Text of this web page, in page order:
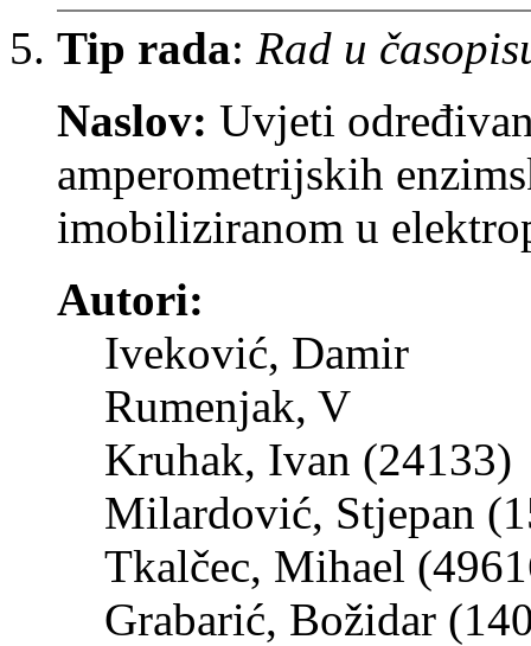
Tip rada: Rad u
Naslov: Uvjeti
amperometrijskih
imobiliziranom u
Autori:
Iveković, Damir
Rumenjak, V
Kruhak, Ivan (24133)
Milardović, Stjepan
Tkalčec, Mihael
Grabarić, Božidar